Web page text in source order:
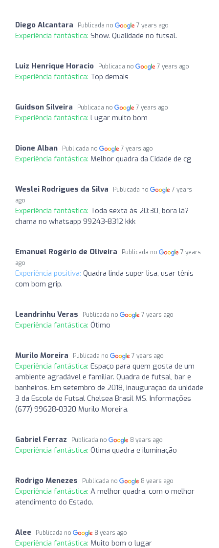
Diego Alcantara Publicada no 7 years ago
Experiência fantástica: Show. Qualidade no futsal.
Luiz Henrique Horacio Publicada no 7 years ago
Experiência fantástica: Top demais
Guidson Silveira Publicada no 7 years ago
Experiência fantástica: Lugar muito bom
Dione Alban Publicada no 7 years ago
Experiência fantástica: Melhor quadra da Cidade de cg
Weslei Rodrigues da Silva Publicada no
7 years
ago
Experiência fantástica: Toda sexta às 20:30, bora lá?
chama no whatsapp 99243-8312 kkk
Emanuel Rogério de Oliveira Publicada no
7 years
ago
Experiência positiva: Quadra linda super lisa, usar tênis
com bom grip.
Leandrinhu Veras Publicada no 7 years ago
Experiência fantástica: Ótimo
Murilo Moreira Publicada no 7 years ago
Experiência fantástica: Espaço para quem gosta de um
ambiente agradável e familiar. Quadra de futsal, bar e
banheiros. Em setembro de 2018, inauguração da unidade
3 da Escola de Futsal Chelsea Brasil MS. Informações
(677) 99628-0320 Murilo Moreira.
Gabriel Ferraz Publicada no 8 years ago
Experiência fantástica: Ótima quadra e iluminação
Rodrigo Menezes Publicada no 8 years ago
Experiência fantástica: A melhor quadra, com o melhor
atendimento do Estado.
Alee Publicada no 8 years ago
Experiência fantástica: Muito bom o lugar